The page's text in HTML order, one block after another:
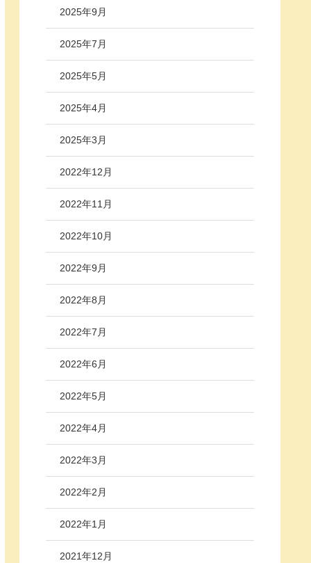
2025年9月
2025年7月
2025年5月
2025年4月
2025年3月
2022年12月
2022年11月
2022年10月
2022年9月
2022年8月
2022年7月
2022年6月
2022年5月
2022年4月
2022年3月
2022年2月
2022年1月
2021年12月